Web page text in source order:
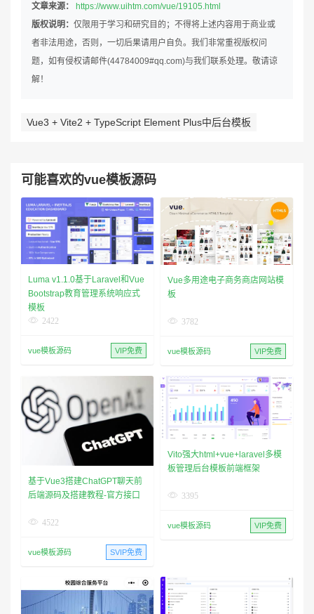
文章来源：
https://www.uihtm.com/vue/19105.html
版权说明： 仅限用于学习和研究目的；不得将上述内容用于商业或
者非法用途，否则，一切后果请用户自负。我们非常重视版权问
题，如有侵权请邮件(44784009#qq.com)与我们联系处理。敬请谅
解！
Vue3 + Vite2 + TypeScript Element Plus中后台模板
可能喜欢的vue模板源码
Luma v1.1.0基于Laravel和Vue
Bootstrap教育管理系统响应式
模板
2422
vue模板源码 VIP免费
Vue多用途电子商务商店网站模
板
3782
vue模板源码 VIP免费
基于Vue3搭建ChatGPT聊天前
后端源码及搭建教程-官方接口
4522
vue模板源码 SVIP免费
Vito强大html+vue+laravel多模
板管理后台模板前端框架
3395
vue模板源码 VIP免费